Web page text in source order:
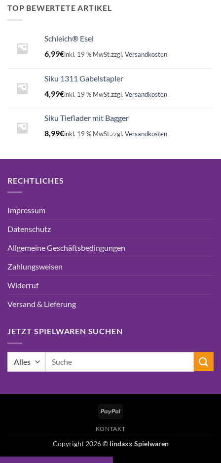
16,99€15,75€.
TOP BEWERTETE ARTIKEL
Schleich® Esel
6,99€inkl. 19 % MwSt.zzgl. Versandkosten
Siku 1311 Gabelstapler
4,99€inkl. 19 % MwSt.zzgl. Versandkosten
Siku Tieflader mit Bagger
8,99€inkl. 19 % MwSt.zzgl. Versandkosten
RECHTLICHES
Impressum
Datenschutz
Allgemeine Geschäftsbedingungen
Zahlungsweisen
Widerruf
Versand & Lieferung
JETZT SPIELWAREN SUCHEN
PayPal
KONTAKT
Copyright 2026 © lindaxx Spielwaren